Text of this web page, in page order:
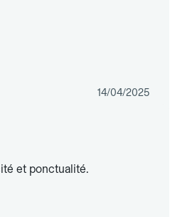
14/04/2025
et ponctualité.